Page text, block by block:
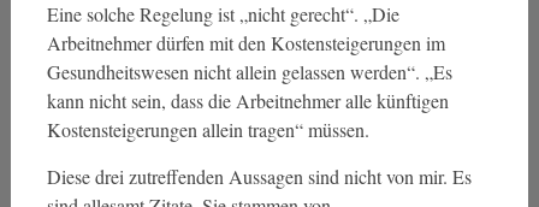
Eine solche Regelung ist „nicht gerecht“. „Die
Arbeitnehmer dürfen mit den Kostensteigerungen im
Gesundheitswesen nicht allein gelassen werden“. „Es
kann nicht sein, dass die Arbeitnehmer alle künftigen
Kostensteigerungen allein tragen“ müssen.
Diese drei zutreffenden Aussagen sind nicht von mir. Es